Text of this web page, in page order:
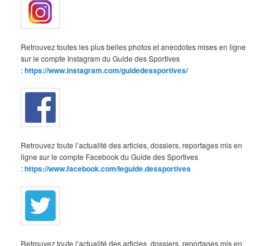
Retrouvez toutes les plus belles photos et anecdotes mises en ligne
sur le compte Instagram du Guide des Sportives
:https://www.instagram.com/guidedessportives/
Retrouvez toute l’actualité des articles, dossiers, reportages mis en
ligne sur le compte Facebook du Guide des Sportives
:https://www.facebook.com/leguide.dessportives
Retrouvez toute l’actualité des articles, dossiers, reportages mis en